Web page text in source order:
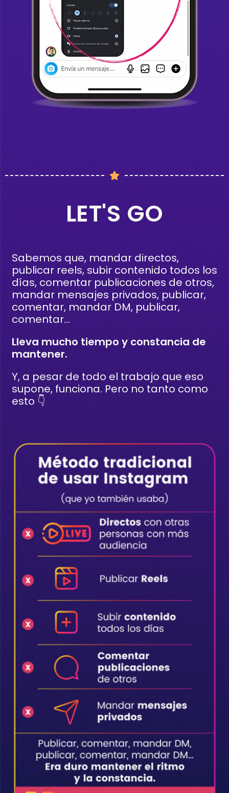
LET'S GO
Sabemos que, mandar directos,
publicar reels, subir contenido todos los
días, comentar publicaciones de otros,
mandar mensajes privados, publicar,
comentar, mandar DM, publicar,
comentar…
Lleva mucho tiempo y constancia de
mantener.
Y, a pesar de todo el trabajo que eso
supone, funciona. Pero no tanto como
esto 👇